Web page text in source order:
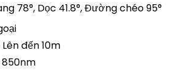
78°, Dọc 41.8°, Đường chéo 95°
đến 10m
850nm